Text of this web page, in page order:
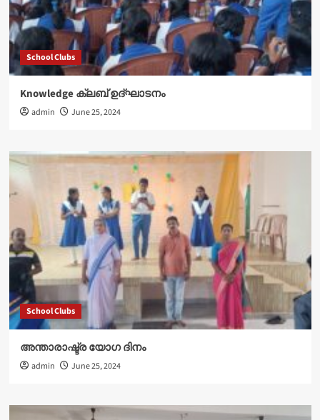
School Clubs
Knowledge ക്ലബ് ഉദ്‌ഘാടനം
admin June 25, 2024
School Clubs
അന്താരാഷ്ട്ര യോഗ ദിനം
admin June 25, 2024